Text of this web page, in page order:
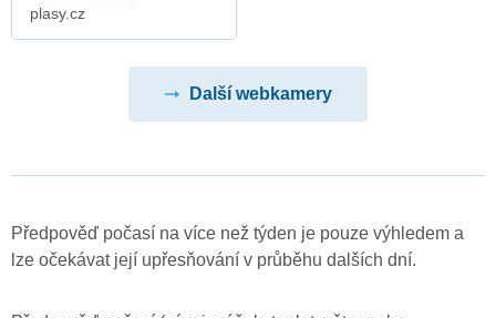
plasy.cz
Další webkamery
Předpověď počasí na více než týden je pouze výhledem a
lze očekávat její upřesňování v průběhu dalších dní.